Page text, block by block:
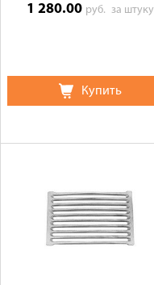
1 280.00 руб.за штуку
Купить